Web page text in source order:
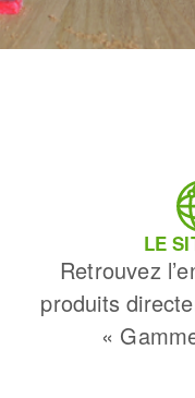
LE
Retrouvez
produits
«